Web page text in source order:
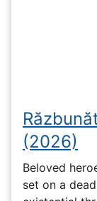
(2026)
Beloved
set on a